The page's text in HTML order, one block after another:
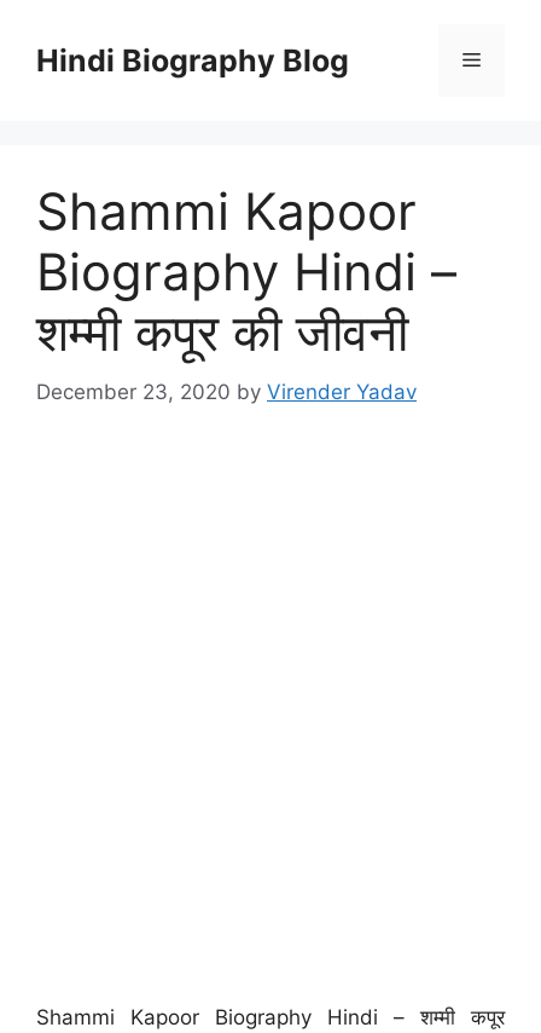
contentHindi Biography Blog Menu
Shammi Kapoor
Biography Hindi –
शम्मी कपूर की जीवनी
December 23, 2020 by Virender Yadav
Shammi Kapoor Biography Hindi – शम्मी कपूर